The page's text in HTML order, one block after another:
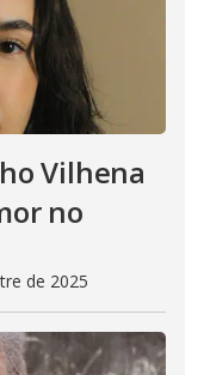
Vilhena
no
de 2025